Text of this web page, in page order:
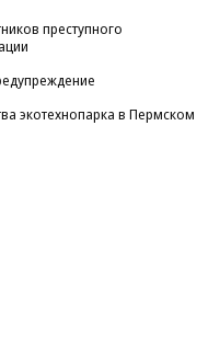
преступного
экотехнопарка в Пермском